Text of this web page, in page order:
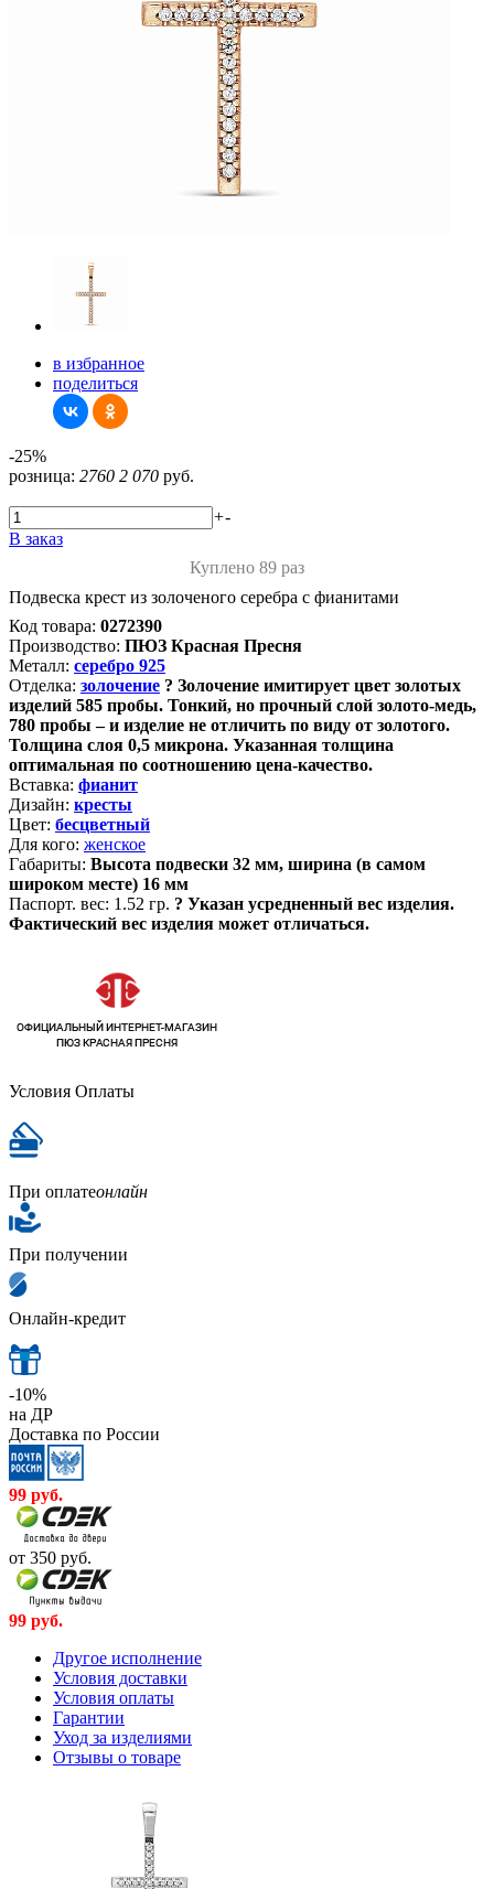
в избранное
поделиться
-25%
розница: 2760 2 070 руб.
+-
В заказ
Куплено 89 раз
Подвеска крест из золоченого серебра с фианитами
Код товара: 0272390
Производство: ПЮЗ Красная Пресня
Металл: серебро 925
Отделка: золочение ? Золочение имитирует цвет золотых
изделий 585 пробы. Тонкий, но прочный слой золото-медь,
780 пробы – и изделие не отличить по виду от золотого.
Толщина слоя 0,5 микрона. Указанная толщина
оптимальная по соотношению цена-качество.
Вставка: фианит
Дизайн: кресты
Цвет: бесцветный
Для кого: женское
Габариты: Высота подвески 32 мм, ширина (в самом
широком месте) 16 мм
Паспорт. вес: 1.52 гр. ? Указан усредненный вес изделия.
Фактический вес изделия может отличаться.
Условия Оплаты
При оплатеонлайн
При получении
Онлайн-кредит
-10%
на ДР
Доставка по России
99 руб.
от 350 руб.
99 руб.
Другое исполнение
Условия доставки
Условия оплаты
Гарантии
Уход за изделиями
Отзывы о товаре